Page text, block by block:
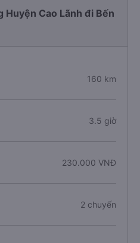
Cao Lãnh đi Bến
160 km
3.5 giờ
230.000 VNĐ
2 chuyến